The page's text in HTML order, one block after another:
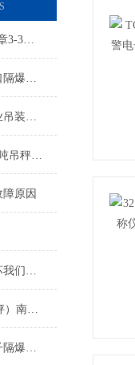
香川=防爆知识汇总-共分3章3-3防爆电子秤
新抚隔爆电子天平（旅顺口隔爆桌秤）新宾隔爆电子台称维修
无线打印电子吊钩秤：工业吊装领域的高效革新
泰兴150吨汽车衡（淮安80吨吊秤）合肥防爆电子油桶秤）扬中10T地磅
原因
出口式电子汽车衡出现损坏我们自己应该怎样处理呢？
静安1T吊秤（高东防爆磅秤）南城电子叉车秤（玉山5T地磅）老港地磅维修
牟平电子隔爆称（龙口电子隔爆桌称）高密隔爆电子磅维修